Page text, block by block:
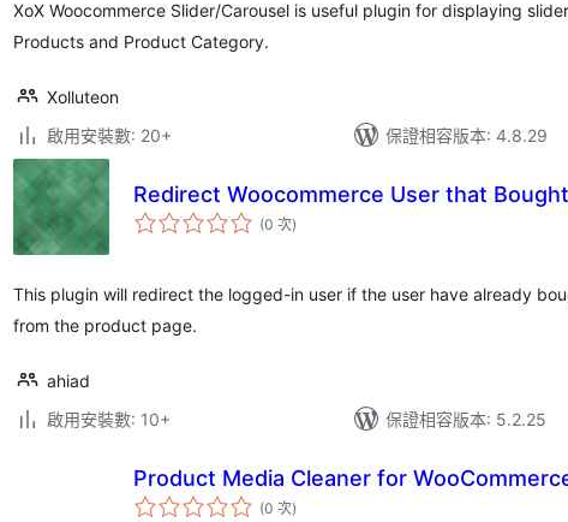
XoX Woocommerce Slider/Carousel is useful plugin for displaying
Products and Product Category.
Xolluteon
啟用安裝數: 20+
保證相容版本: 4.8.29
Redirect Woocommerce User that
(0 次評
分)
This plugin will redirect the logged-in user if the user have already
from the product page.
ahiad
啟用安裝數: 10+
保證相容版本: 5.2.25
Product Media Cleaner for
(0 次評
分)